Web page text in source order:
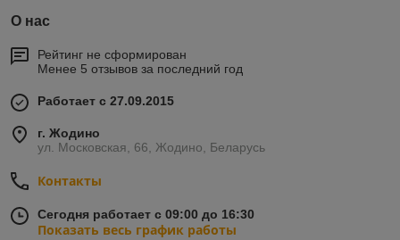
О нас
Рейтинг не сформирован
Менее 5 отзывов за последний год
Работает с 27.09.2015
г. Жодино
ул. Московская, 66, Жодино, Беларусь
Контакты
Сегодня работает с 09:00 до 16:30
Показать весь график работы